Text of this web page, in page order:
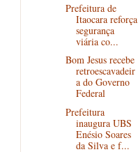
Prefeitura de
Itaocara reforça
segurança
viária co...
Bom Jesus recebe
retroescavadeir
a do Governo
Federal
Prefeitura
inaugura UBS
Enésio Soares
da Silva e f...